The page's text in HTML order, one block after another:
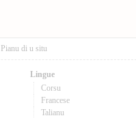
Pianu di u situ
Lingue
Corsu
Francese
Talianu